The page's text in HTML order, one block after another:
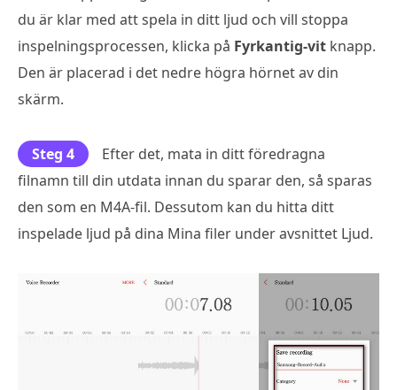
du är klar med att spela in ditt ljud och vill stoppa
inspelningsprocessen, klicka på Fyrkantig-vit knapp.
Den är placerad i det nedre högra hörnet av din
skärm.
Steg 4
Efter det, mata in ditt föredragna
filnamn till din utdata innan du sparar den, så sparas
den som en M4A-fil. Dessutom kan du hitta ditt
inspelade ljud på dina Mina filer under avsnittet Ljud.